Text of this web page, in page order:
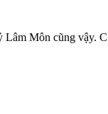
Môn cũng